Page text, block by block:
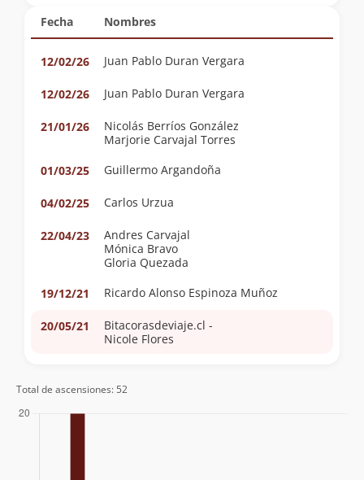
Fecha Nombres
12/02/26 Juan Pablo Duran Vergara
12/02/26 Juan Pablo Duran Vergara
21/01/26
Nicolás Berríos González
Marjorie Carvajal Torres
01/03/25
Guillermo Argandoña
04/02/25 Carlos Urzua
22/04/23
Andres Carvajal
Mónica Bravo
Gloria Quezada
19/12/21
Ricardo Alonso Espinoza Muñoz
20/05/21
Bitacorasdeviaje.cl -
Nicole Flores
Total de ascensiones: 52